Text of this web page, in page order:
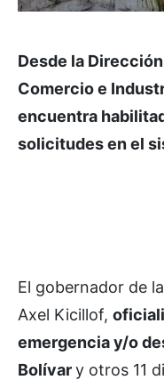
Desde la
Comercio e
encuentra
solicitudes en el
El gobernador de
Axel Kicillof,
emergencia y/o
Bolívary otros 11